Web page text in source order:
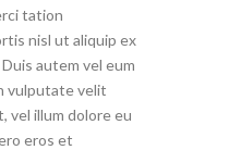
tation
nisl ut aliquip ex
autem vel eum
vulputate velit
vel illum dolore eu
eros et